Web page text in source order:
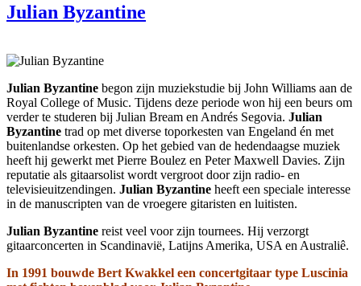
Julian Byzantine
Julian Byzantine begon zijn muziekstudie bij John Williams aan de
Royal College of Music. Tijdens deze periode won hij een beurs om
verder te studeren bij Julian Bream en Andrés Segovia. Julian
Byzantine trad op met diverse toporkesten van Engeland én met
buitenlandse orkesten. Op het gebied van de hedendaagse muziek
heeft hij gewerkt met Pierre Boulez en Peter Maxwell Davies. Zijn
reputatie als gitaarsolist wordt vergroot door zijn radio- en
televisieuitzendingen. Julian Byzantine heeft een speciale interesse
in de manuscripten van de vroegere gitaristen en luitisten.
Julian Byzantine reist veel voor zijn tournees. Hij verzorgt
gitaarconcerten in Scandinavië, Latijns Amerika, USA en Australiê.
In 1991 bouwde Bert Kwakkel een concertgitaar type Luscinia